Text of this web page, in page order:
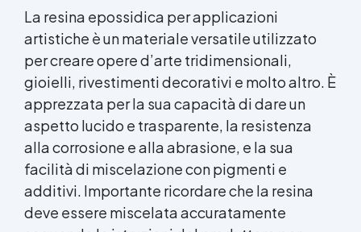
Perfetto per Idraulici e manutentori Hobbisti e
amanti del fai-da-te Settore nautico e piscine
Laboratori e officine meccaniche Stucco
epossidico SteelStick - Clicca qui per scoprire
di più ⚙️ Ripara, ricostruisci e sigilla metalli in
pochi minuti Stucco epossidico bicomponente
specifico per riparazioni rapide su acciaio, ferro,
ghisa e leghe metalliche. Resistente a
temperature, sostanze chimiche e approvato
per il contatto con acqua potabile. Ideale per
officine, impianti idraulici e applicazioni
industriali. ⭐ Caratteristiche principali 🧲
Adesione eccellente su tutti i metalli (acciaio,
La resina epossidica per applicazioni
artistiche è un materiale versatile utilizzato
per creare opere d’arte tridimensionali,
gioielli, rivestimenti decorativi e molto altro. È
apprezzata per la sua capacità di dare un
aspetto lucido e trasparente, la resistenza
alla corrosione e alla abrasione, e la sua
facilità di miscelazione con pigmenti e
additivi. Importante ricordare che la resina
deve essere miscelata accuratamente